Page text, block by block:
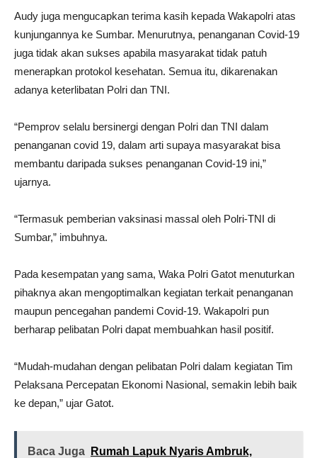
Audy juga mengucapkan terima kasih kepada Wakapolri atas
kunjungannya ke Sumbar. Menurutnya, penanganan Covid-19
juga tidak akan sukses apabila masyarakat tidak patuh
menerapkan protokol kesehatan. Semua itu, dikarenakan
adanya keterlibatan Polri dan TNI.
“Pemprov selalu bersinergi dengan Polri dan TNI dalam
penanganan covid 19, dalam arti supaya masyarakat bisa
membantu daripada sukses penanganan Covid-19 ini,”
ujarnya.
“Termasuk pemberian vaksinasi massal oleh Polri-TNI di
Sumbar,” imbuhnya.
Pada kesempatan yang sama, Waka Polri Gatot menuturkan
pihaknya akan mengoptimalkan kegiatan terkait penanganan
maupun pencegahan pandemi Covid-19. Wakapolri pun
berharap pelibatan Polri dapat membuahkan hasil positif.
“Mudah-mudahan dengan pelibatan Polri dalam kegiatan Tim
Pelaksana Percepatan Ekonomi Nasional, semakin lebih baik
ke depan,” ujar Gatot.
Baca Juga
Rumah Lapuk Nyaris Ambruk,